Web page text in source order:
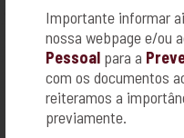
Importante informar
nossa webpage e/ou
Pessoal para a
com os documentos
reiteramos a
previamente.
26
+